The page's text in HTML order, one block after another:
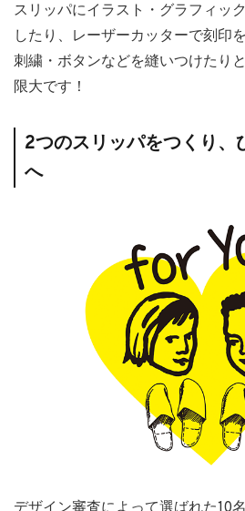
スリッパにイラスト・グラフィッ
したり、レーザーカッターで刻印
刺繍・ボタンなどを縫いつけたり
限大です！
2つのスリッパをつくり、
へ